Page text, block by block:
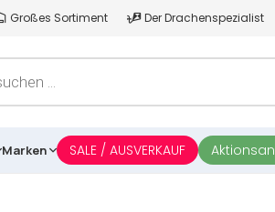
Großes Sortiment Der Drachenspezialist
Marken SALE / AUSVERKAUF